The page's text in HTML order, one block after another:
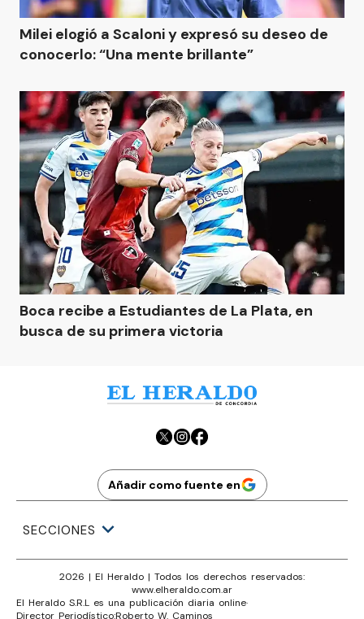
Milei elogió a Scaloni y expresó su deseo de
conocerlo: “Una mente brillante”
Boca recibe a Estudiantes de La Plata, en
busca de su primera victoria
Añadir como fuente en
SECCIONES
2026 | El Heraldo | Todos los derechos reservados:
www.elheraldo.com.ar
El Heraldo S.R.L es una publicación diaria online·
Director Periodístico:Roberto W. Caminos